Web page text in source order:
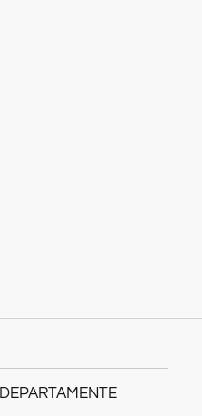
DEPARTAMENTE